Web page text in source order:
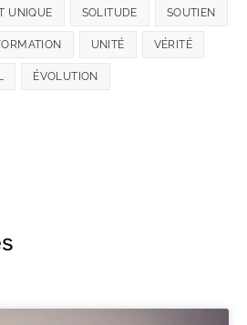
UNIQUE SOLITUDE SOUTIEN
UNITÉ VÉRITÉ
ÉVOLUTION